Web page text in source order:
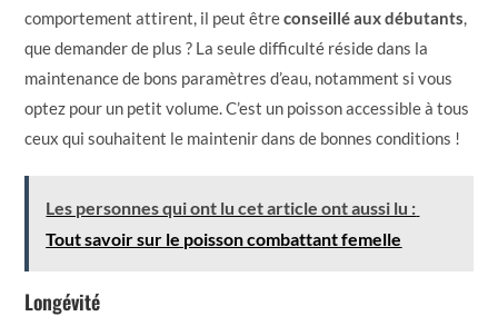
comportement attirent, il peut êtreconseillé aux débutants,
que demander de plus ? La seule difficulté réside dans la
maintenance de bons paramètres d’eau, notamment si vous
optez pour un petit volume. C’est un poisson accessible à tous
ceux qui souhaitent le maintenir dans de bonnes conditions !
Les personnes qui ont lu cet article ont aussi lu :
Tout savoir sur le poisson combattant femelle
Longévité